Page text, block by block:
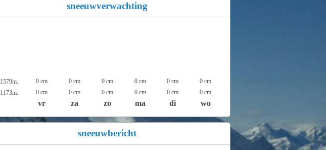
sneeuwverwachting
1579m.
1173m.
0 cm
0 cm
vr
0 cm
0 cm
za
0 cm
0 cm
zo
0 cm
0 cm
ma
0 cm
0 cm
di
0 cm
0 cm
wo
sneeuwbericht